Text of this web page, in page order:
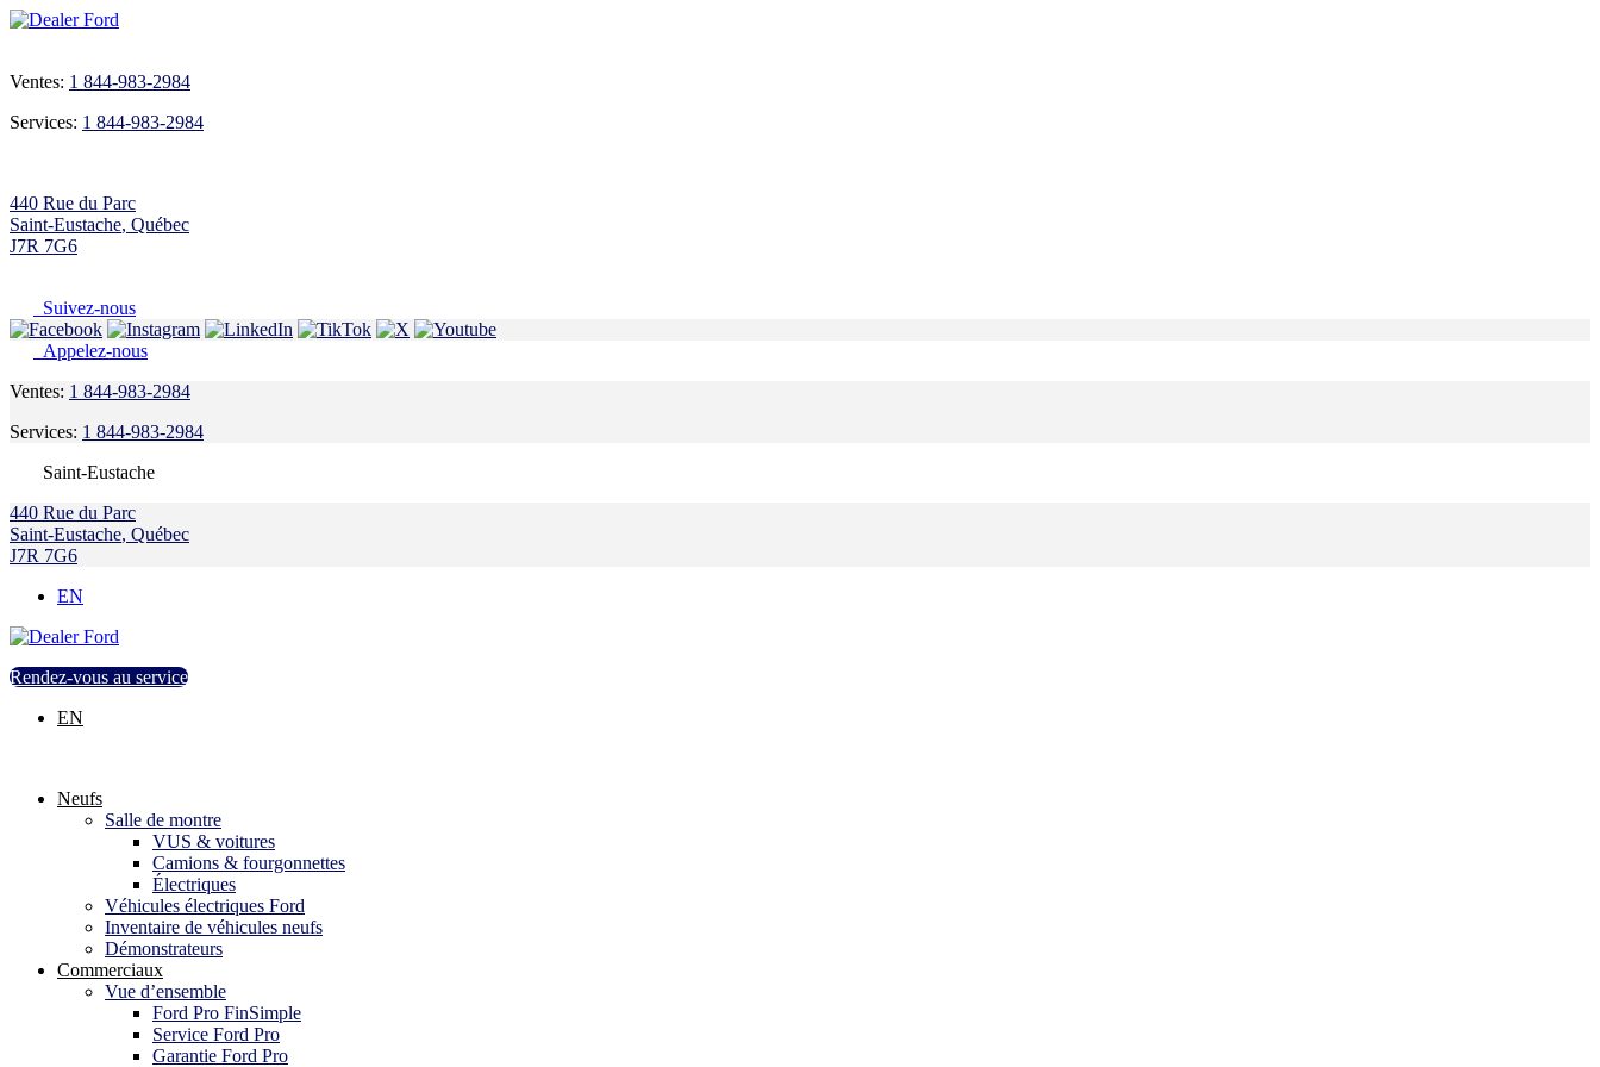
Ventes: 1 844-983-2984
Services: 1 844-983-2984
440 Rue du Parc
Saint-Eustache, Québec
J7R 7G6
Suivez-nous
Appelez-nous
Ventes: 1 844-983-2984
Services: 1 844-983-2984
Saint-Eustache
440 Rue du Parc
Saint-Eustache, Québec
J7R 7G6
EN
Rendez-vous au service
EN
Neufs
Salle de montre
VUS & voitures
Camions & fourgonnettes
Électriques
Véhicules électriques Ford
Inventaire de véhicules neufs
Démonstrateurs
Commerciaux
Vue d’ensemble
Ford Pro FinSimple
Service Ford Pro
Garantie Ford Pro